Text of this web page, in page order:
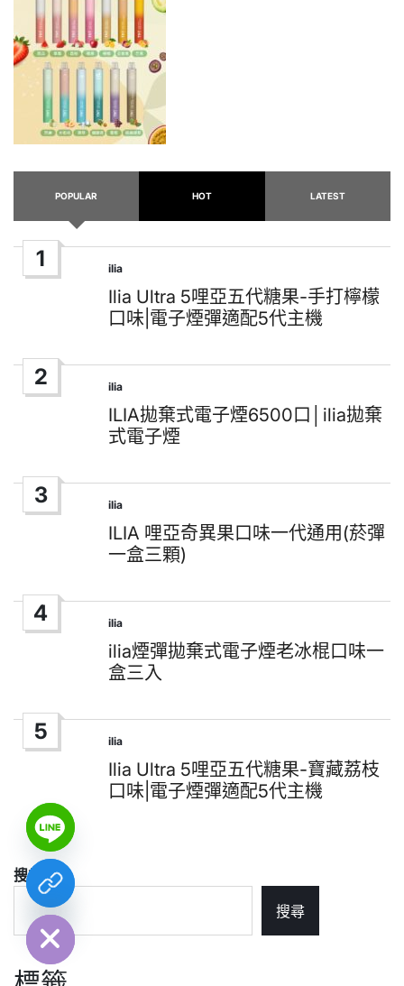
POPULAR HOT LATEST
1
Posted
in
ilia
Ilia Ultra 5哩亞五代糖果-手打檸檬
口味|電子煙彈適配5代主機
2
Posted
in
ilia
ILIA拋棄式電子煙6500口│ilia拋棄
式電子煙
3
Posted
in
ilia
ILIA 哩亞奇異果口味一代通用(菸彈
一盒三顆)
4
Posted
in
ilia
ilia煙彈拋棄式電子煙老冰棍口味一
盒三入
5
Posted
in
ilia
Ilia Ultra 5哩亞五代糖果-寶藏荔枝
口味|電子煙彈適配5代主機
搜尋
搜尋
Hide
chaty